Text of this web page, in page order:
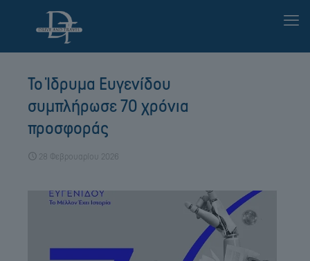
Το Ίδρυμα Ευγενίδου
συμπλήρωσε 70 χρόνια
προσφοράς
28 Φεβρουαρίου 2026